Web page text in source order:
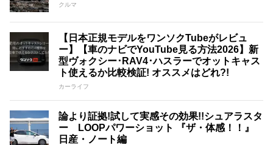
クルマ
【日本正規モデルをワンソクTubeがレビュ
ー】【車のナビでYouTube見る方法2026】新
型ヴォクシー･RAV4･ハスラーでオットキャス
ト使えるか比較検証! オススメはどれ?!
カーライフ
論より証拠!試して実感その効果!!シュアラスタ
ー LOOPパワーショット 『ザ・体感！！』
日産・ノート編